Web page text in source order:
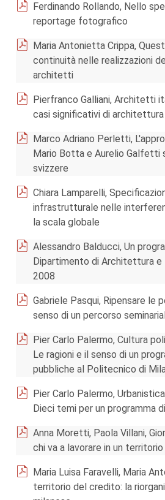
Ferdinando Rollando, Nello
reportage fotografico
Maria Antonietta Crippa,
continuità nelle realizzazioni
architetti
Pierfranco Galliani, Architetti
casi significativi di
Marco Adriano Perletti,
Mario Botta e Aurelio Galfetti
svizzere
Chiara Lamparelli,
infrastrutturale nelle
la scala globale
Alessandro Balducci, Un
Dipartimento di Architettura e
2008
Gabriele Pasqui, Ripensare le
senso di un percorso
Pier Carlo Palermo, Cultura
Le ragioni e il senso di un
pubbliche al Politecnico di
Pier Carlo Palermo,
Dieci temi per un programma
Anna Moretti, Paola Villani,
chi va a lavorare in un
Maria Luisa Faravelli, Maria
territorio del credito: la